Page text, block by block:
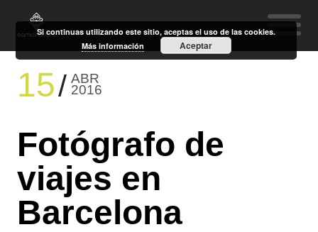
15 ABR
2016
Fotógrafo de
viajes en
Barcelona
Si continuas utilizando este sitio, aceptas el uso de las cookies.
Más información
Aceptar